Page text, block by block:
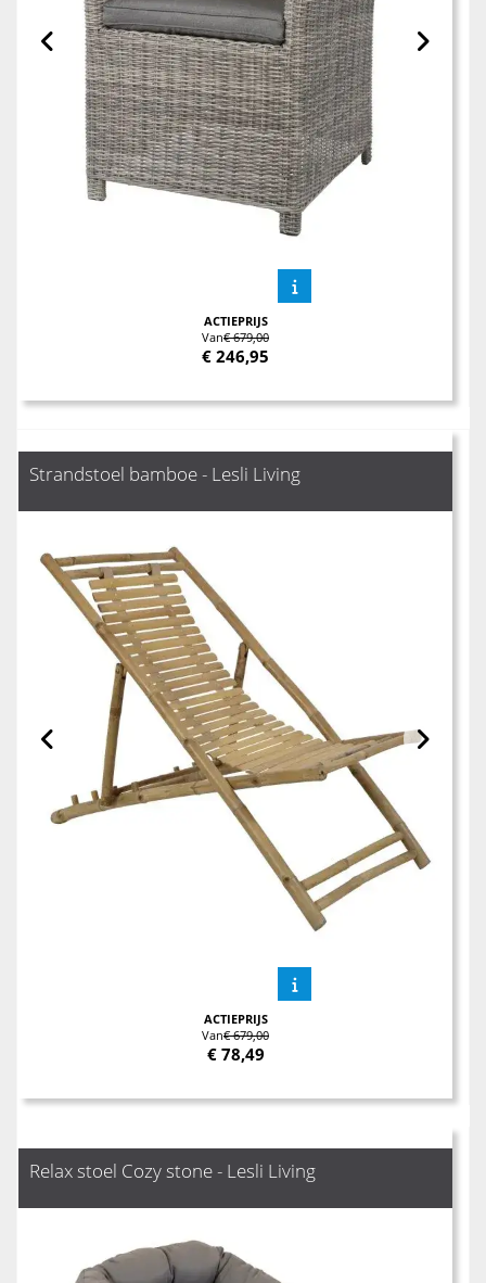
ACTIEPRIJS
Van€ 679,00
€ 246,95
Strandstoel bamboe - Lesli Living
ACTIEPRIJS
Van€ 679,00
€ 78,49
Relax stoel Cozy stone - Lesli Living